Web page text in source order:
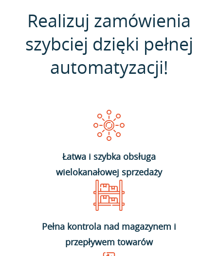
Realizuj zamówienia
szybciej dzięki pełnej
automatyzacji!
Łatwa i szybka obsługa
wielokanałowej sprzedaży
Pełna kontrola nad magazynem i
przepływem towarów